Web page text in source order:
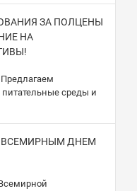
ЗА ПОЛЦЕНЫ
НА
среды и
ВСЕМИРНЫМ ДНЕМ